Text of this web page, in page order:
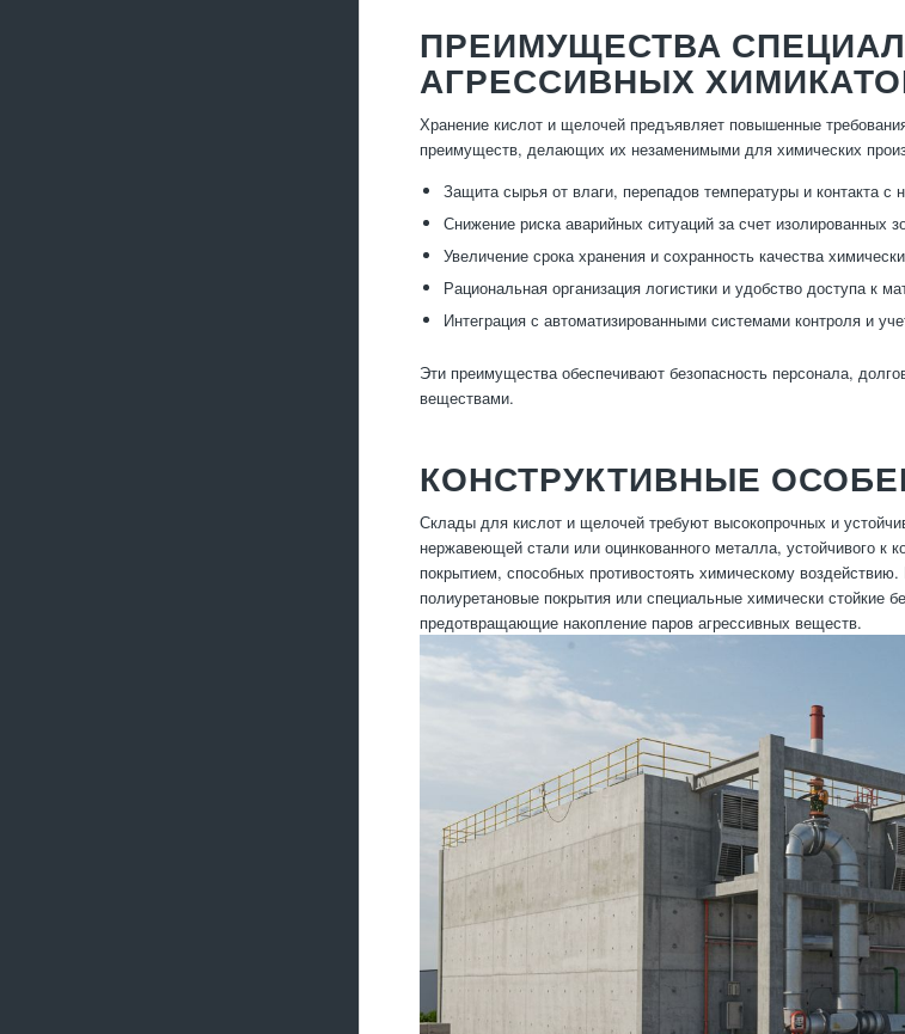
ПРЕИМУЩЕСТВА
АГРЕССИВНЫХ
Хранение кислот и щелочей предъявляет повышенные
преимуществ, делающих их незаменимыми для химических
Защита сырья от влаги, перепадов температуры и контакта
Снижение риска аварийных ситуаций за счет изолированных
Увеличение срока хранения и сохранность качества
Рациональная организация логистики и удобство доступа к
Интеграция с автоматизированными системами контроля и
Эти преимущества обеспечивают безопасность персонала,
веществами.
КОНСТРУКТИВНЫЕ
Склады для кислот и щелочей требуют высокопрочных и
нержавеющей стали или оцинкованного металла, устойчивого к
покрытием, способных противостоять химическому
полиуретановые покрытия или специальные химически
предотвращающие накопление паров агрессивных веществ.